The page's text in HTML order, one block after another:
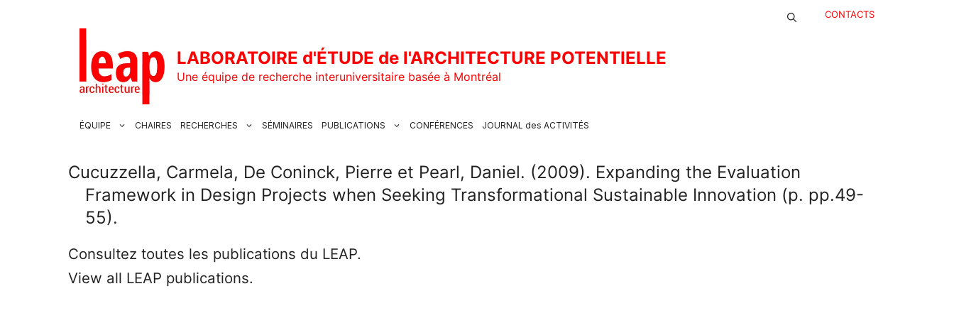
CONTACTS
LABORATOIRE d'ÉTUDE de l'ARCHITECTURE POTENTIELLE
Une équipe de recherche interuniversitaire basée à Montréal
ÉQUIPE CHAIRES RECHERCHES SÉMINAIRES PUBLICATIONS CONFÉRENCES JOURNAL des ACTIVITÉS
Cucuzzella, Carmela, De Coninck, Pierre et Pearl, Daniel. (2009). Expanding the Evaluation
Framework in Design Projects when Seeking Transformational Sustainable Innovation (p. pp.49-
55).
Consultez toutes les publications du LEAP.
View all LEAP publications.